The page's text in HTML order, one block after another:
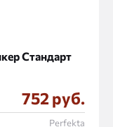
Стандарт
752 руб.
Perfekta